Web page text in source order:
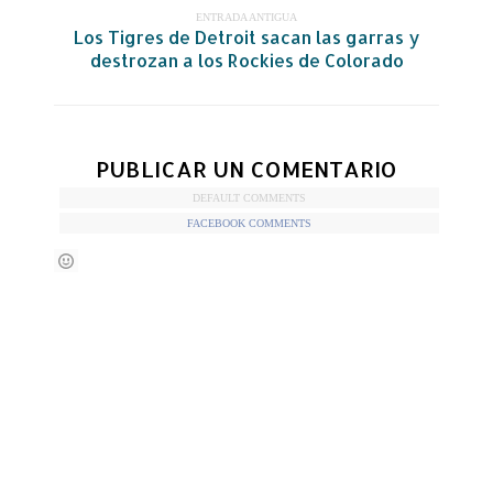
ENTRADA ANTIGUA
Los Tigres de Detroit sacan las garras y
destrozan a los Rockies de Colorado
PUBLICAR UN COMENTARIO
DEFAULT COMMENTS
FACEBOOK COMMENTS